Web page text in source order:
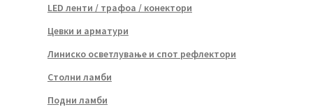
LED ленти / трафоа / конектори
Цевки и арматури
Линиско осветлување и спот рефлектори
Столни ламби
Подни ламби